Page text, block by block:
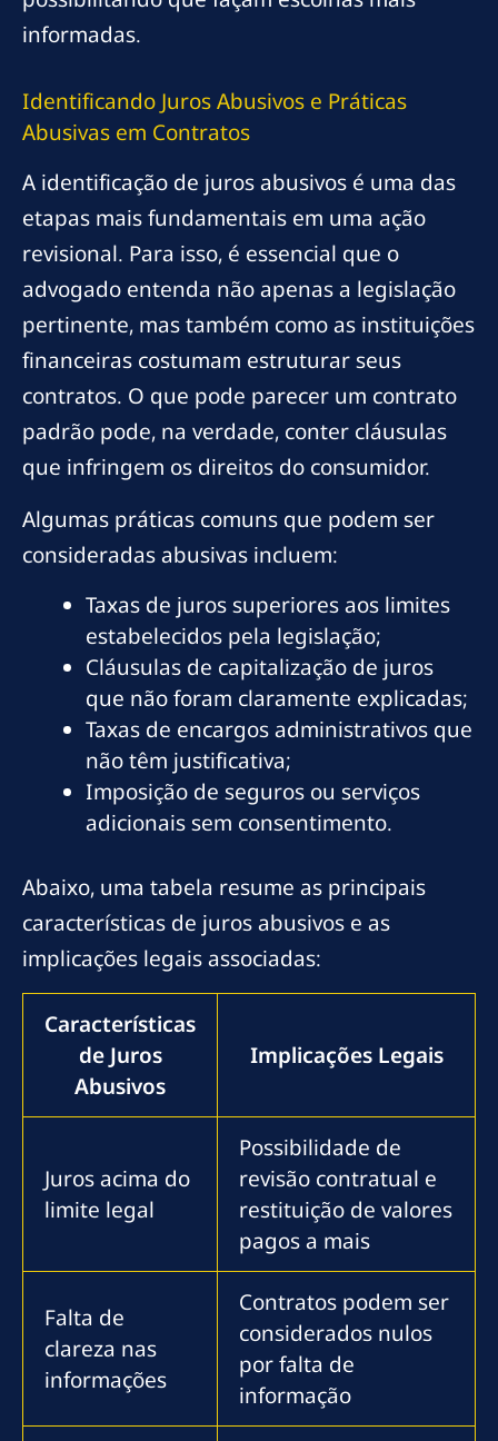
informadas.
Identificando Juros Abusivos e Práticas
Abusivas em Contratos
A identificação de juros abusivos é uma das
etapas mais fundamentais em uma ação
revisional. Para isso, é essencial que o
advogado entenda não apenas a legislação
pertinente, mas também como as instituições
financeiras costumam estruturar seus
contratos. O que pode parecer um contrato
padrão pode, na verdade, conter cláusulas
que infringem os direitos do consumidor.
Algumas práticas comuns que podem ser
consideradas abusivas incluem:
Taxas de juros superiores aos limites
estabelecidos pela legislação;
Cláusulas de capitalização de juros
que não foram claramente explicadas;
Taxas de encargos administrativos que
não têm justificativa;
Imposição de seguros ou serviços
adicionais sem consentimento.
Abaixo, uma tabela resume as principais
características de juros abusivos e as
implicações legais associadas:
Características
de Juros
Abusivos
Implicações Legais
Juros acima do
limite legal
Possibilidade de
revisão contratual e
restituição de valores
pagos a mais
Falta de
clareza nas
informações
Contratos podem ser
considerados nulos
por falta de
informação